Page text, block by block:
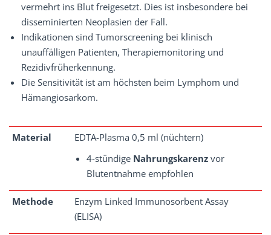
vermehrt ins Blut freigesetzt. Dies ist insbesondere bei
disseminierten Neoplasien der Fall.
Indikationen sind Tumorscreening bei klinisch
unauffälligen Patienten, Therapiemonitoring und
Rezidivfrüherkennung.
Die Sensitivität ist am höchsten beim Lymphom und
Hämangiosarkom.
Material
EDTA-Plasma 0,5 ml (nüchtern)
4-stündige Nahrungskarenz vor
Blutentnahme empfohlen
Methode
Enzym Linked Immunosorbent Assay
(ELISA)